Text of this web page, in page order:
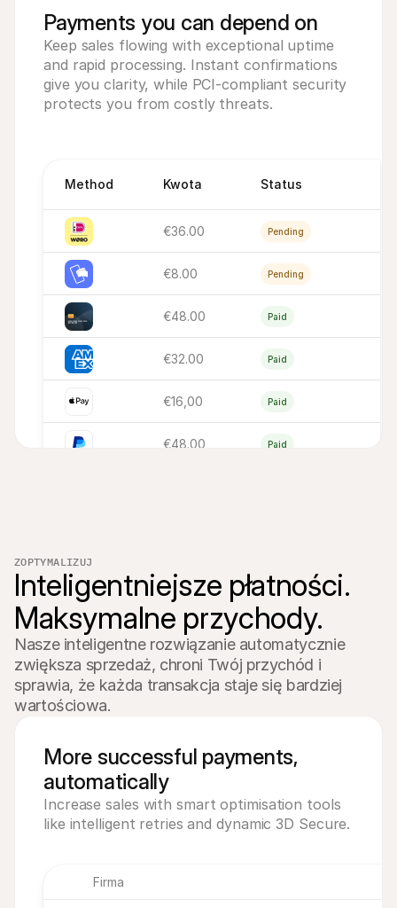
Payments you can depend on
Keep sales flowing with exceptional uptime
and rapid processing. Instant confirmations
give you clarity, while PCI-compliant security
protects you from costly threats.
Method Kwota Status
€36.00 Pending
€8.00 Pending
€48.00 Paid
€32.00 Paid
€16,00 Paid
€48.00 Paid
€8.00
€16,00 Paid
ZOPTYMALIZUJ
Inteligentniejsze płatności.
Maksymalne przychody.
Nasze inteligentne rozwiązanie automatycznie
zwiększa sprzedaż, chroni Twój przychód i
sprawia, że każda transakcja staje się bardziej
wartościowa.
More successful payments,
automatically
Increase sales with smart optimisation tools
like intelligent retries and dynamic 3D Secure.
Firma